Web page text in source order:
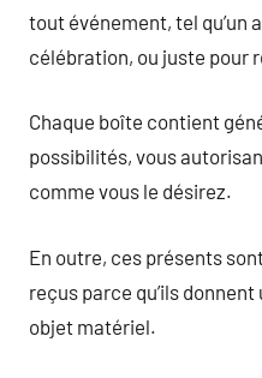
tout événement, tel qu’un
célébration, ou juste pour
Chaque boîte contient
possibilités, vous
comme vous le désirez.
En outre, ces présents
reçus parce qu’ils
objet matériel.